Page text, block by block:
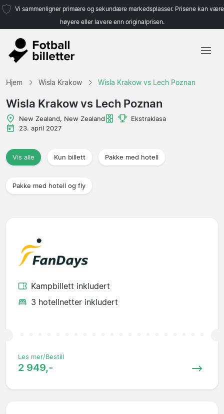
Vi sammenligner primære og sekundære markedsplasser. Prisene kan være
høyere eller lavere enn originalprisen.
Hjem Wisla Krakow Wisla Krakow vs Lech Poznan
Wisla Krakow vs Lech Poznan
New Zealand, New Zealand
Ekstraklasa
23. april 2027
Vis alle Kun billett Pakke med hotell
Pakke med hotell og fly
Kampbillett inkludert
3 hotellnetter inkludert
Les mer/Bestill
2 949,-